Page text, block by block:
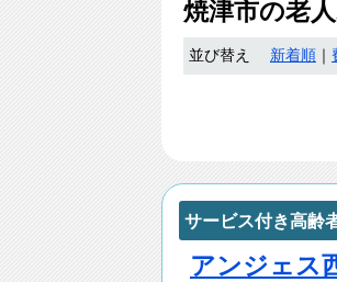
焼津市の老
並び替え 新着順
サービス付き高齢
アンジェス